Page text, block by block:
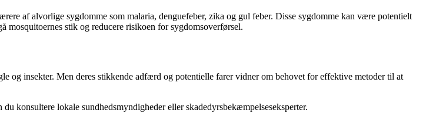
af alvorlige sygdomme som malaria, denguefeber, zika og gul feber. Disse sygdomme kan være potentielt
mosquitoernes stik og reducere risikoen for sygdomsoverførsel.
og insekter. Men deres stikkende adfærd og potentielle farer vidner om behovet for effektive metoder til at
konsultere lokale sundhedsmyndigheder eller skadedyrsbekæmpelseseksperter.